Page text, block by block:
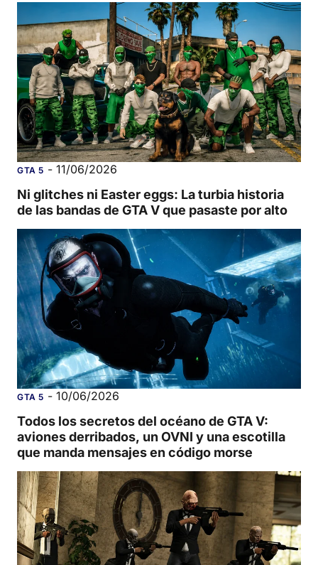
GTA 5 - 11/06/2026
Ni glitches ni Easter eggs: La turbia historia
de las bandas de GTA V que pasaste por alto
GTA 5 - 10/06/2026
Todos los secretos del océano de GTA V:
aviones derribados, un OVNI y una escotilla
que manda mensajes en código morse